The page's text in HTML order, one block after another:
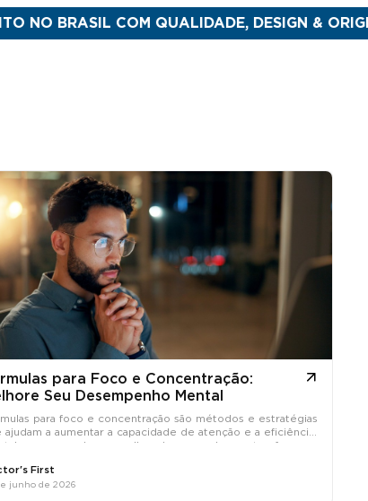
COM QUALIDADE, DESIGN &
para Foco e Concentração:
Seu Desempenho Mental
para foco e concentração são métodos e estratégias
ajudam a aumentar a capacidade de atenção e a eficiência
promovendo um melhor desempenho em tarefas
First
junho de 2026